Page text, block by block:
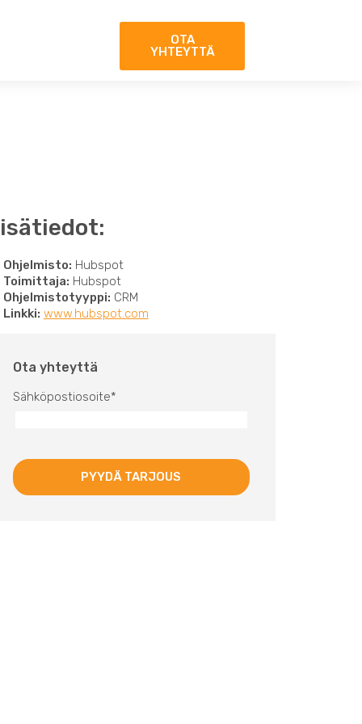
OTA
YHTEYTTÄ
Ohjelmisto: Hubspot
Toimittaja: Hubspot
Ohjelmistotyyppi: CRM
Linkki: www.hubspot.com
Ota yhteyttä
Sähköpostiosoite*